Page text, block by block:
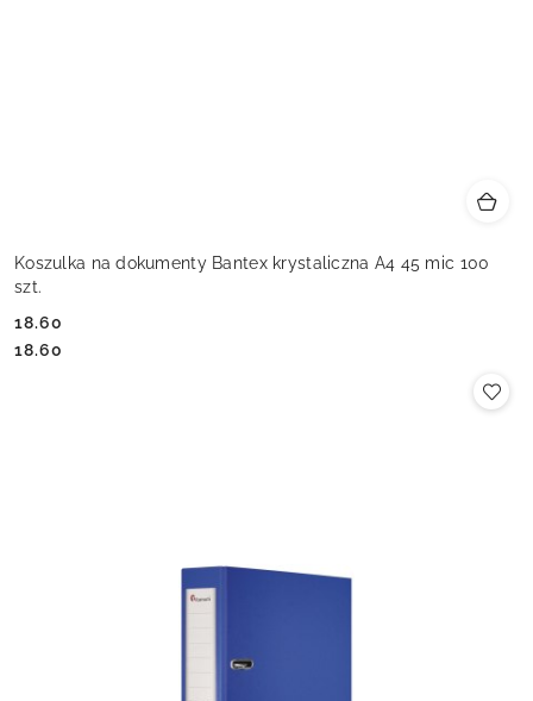
Koszulka na dokumenty Bantex krystaliczna A4 45 mic 100
szt.
Cena:
18.60
Cena:
18.60